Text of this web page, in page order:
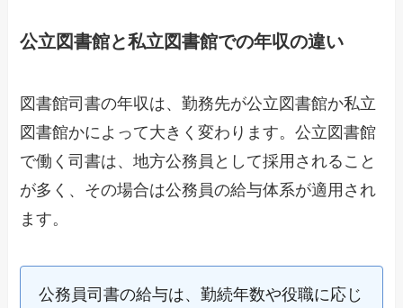
公立図書館と私立図書館での年収の違い
図書館司書の年収は、勤務先が公立図書館か私立
図書館かによって大きく変わります。公立図書館
で働く司書は、地方公務員として採用されること
が多く、その場合は公務員の給与体系が適用され
ます。
公務員司書の給与は、勤続年数や役職に応じ